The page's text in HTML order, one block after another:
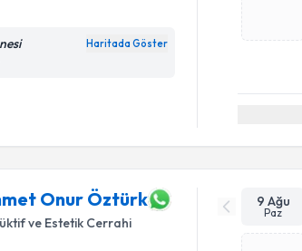
Haritada Göster
Onur Öztürk
ve Estetik Cerrahi
9 Ağu
Paz